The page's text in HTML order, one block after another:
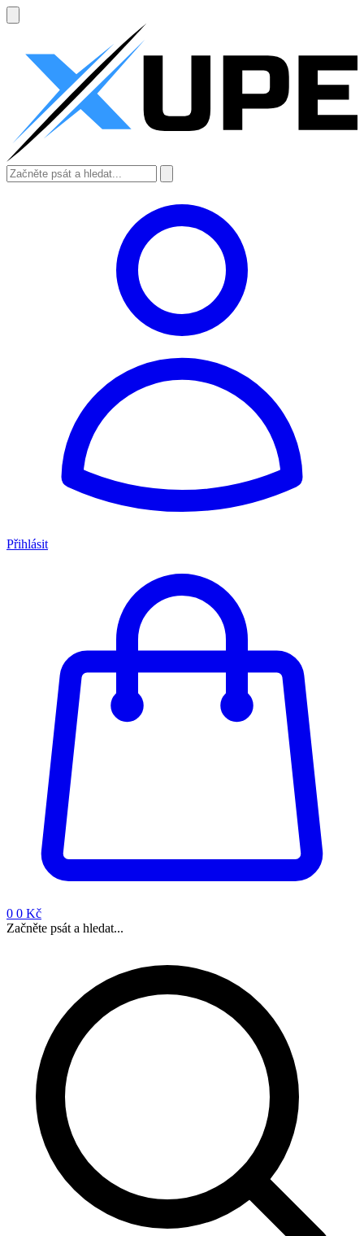
Přihlásit
0 0 Kč
Začněte psát a hledat...